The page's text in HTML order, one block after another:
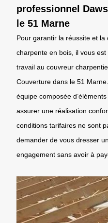
professionnel
le 51 Marne
Pour garantir la réussite et
charpente en bois, il vous
travail au couvreur
Couverture dans le 51
équipe composée
assurer une réalisation
conditions tarifaires ne sont
demander de vous dresser
engagement sans avoir à